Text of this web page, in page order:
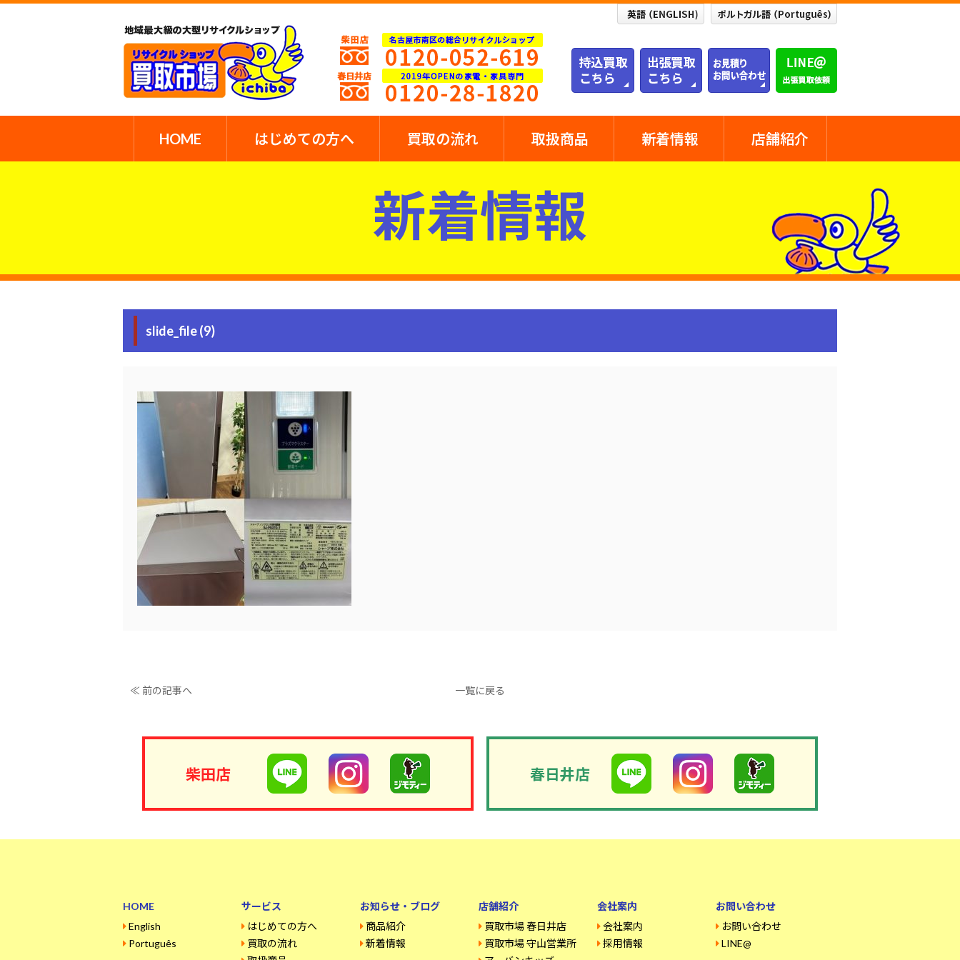
HOME はじめての方へ 買取の流れ 取扱商品 新着情報 店舗紹介
新着情報
slide_file (9)
≪ 前の記事へ 一覧に戻る
柴田店 春日井店
HOME
English
Português
サービス
はじめての方へ
買取の流れ
お知らせ・ブログ
商品紹介
新着情報
店舗紹介
買取市場 春日井店
買取市場 守山営業所
会社案内
会社案内
採用情報
お問い合わせ
お問い合わせ
LINE@